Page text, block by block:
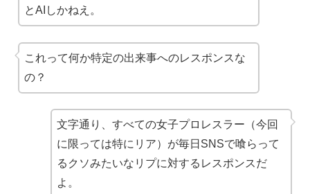
とAIしかねえ。
これって何か特定の出来事へのレスポンスな
の？
文字通り、すべての女子プロレスラー（今回
に限っては特にリア）が毎日SNSで喰らって
るクソみたいなリプに対するレスポンスだ
よ。